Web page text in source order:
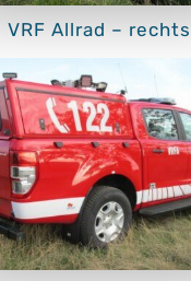
VRF Allrad – rechts